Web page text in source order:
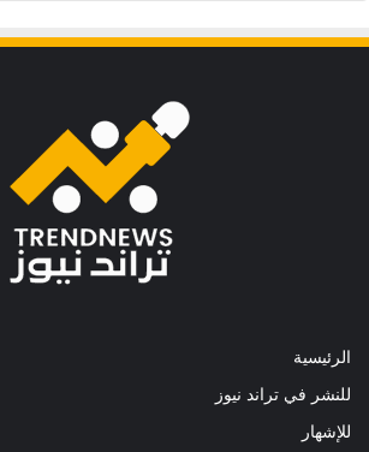
الرئيسية
للنشر في تراند نيوز
للإشهار